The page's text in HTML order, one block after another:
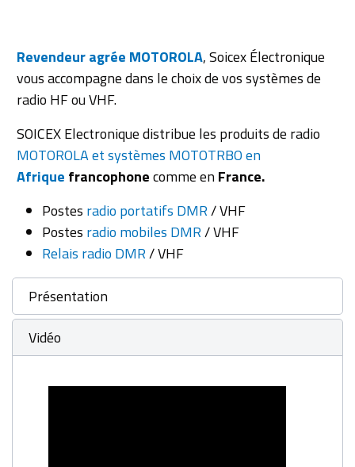
Revendeur agrée MOTOROLA, Soicex Électronique
vous accompagne dans le choix de vos systèmes de
radio HF ou VHF.
SOICEX Electronique distribue les produits de radio
MOTOROLA et systèmes MOTOTRBO en
Afrique francophonecomme enFrance.
Postes radio portatifs DMR/ VHF
Postes radio mobiles DMR/ VHF
Relais radio DMR/ VHF
Présentation
Vidéo